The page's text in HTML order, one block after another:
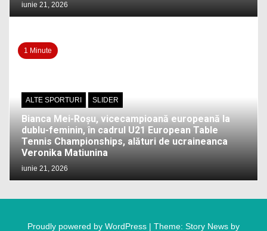
iunie 21, 2026
1 Minute
ALTE SPORTURI SLIDER
Bianca Mei-Roșu, vicecampioană europeană la
dublu-feminin, în cadrul U21 European Table
Tennis Championships, alături de ucraineanca
Veronika Matiunina
iunie 21, 2026
Proudly powered by WordPress | Theme: Story News by